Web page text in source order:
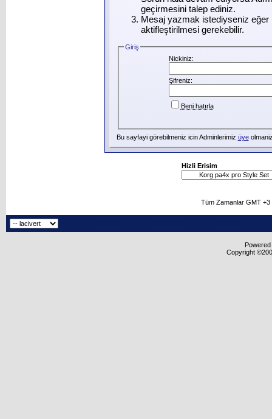
geçirmesini talep ediniz.
Mesaj yazmak istediyseniz eğer
aktifleştirilmesi gerekebilir.
Giriş
Nickiniz:
Şifreniz:
Beni hatırla
Bu sayfayi görebilmeniz icin Adminlerimiz üye
Hizli Erisim
Tüm Zamanlar GMT
Copyright